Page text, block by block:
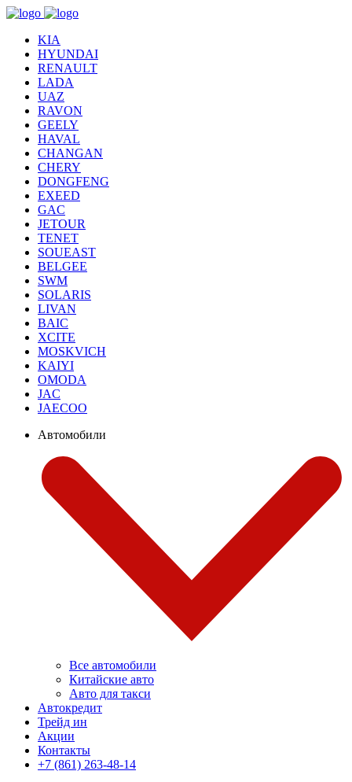
KIA
HYUNDAI
RENAULT
LADA
UAZ
RAVON
GEELY
HAVAL
CHANGAN
CHERY
DONGFENG
EXEED
GAC
JETOUR
TENET
SOUEAST
BELGEE
SWM
SOLARIS
LIVAN
BAIC
XCITE
MOSKVICH
KAIYI
OMODA
JAC
JAECOO
Автомобили
Все автомобили
Китайские авто
Авто для такси
Автокредит
Трейд ин
Акции
Контакты
+7 (861) 263-48-14